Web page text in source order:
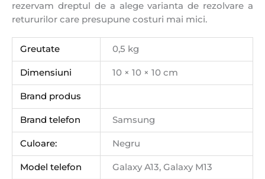
rezervam dreptul de a alege varianta de rezolvare a
retururilor care presupune costuri mai mici.
Greutate 0,5 kg
Dimensiuni 10 × 10 × 10 cm
Brand produs
Brand telefon Samsung
Culoare: Negru
Model telefon Galaxy A13, Galaxy M13